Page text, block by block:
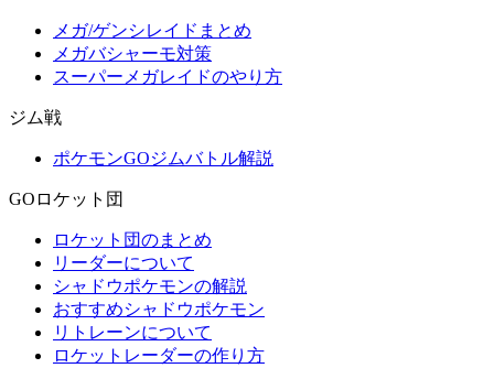
メガ/ゲンシレイドまとめ
メガバシャーモ対策
スーパーメガレイドのやり方
ジム戦
ポケモンGOジムバトル解説
GOロケット団
ロケット団のまとめ
リーダーについて
シャドウポケモンの解説
おすすめシャドウポケモン
リトレーンについて
ロケットレーダーの作り方